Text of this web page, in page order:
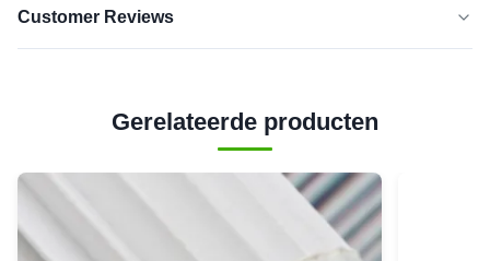
Customer Reviews
Gebaseerd op 50 recente beoordelingen
vijfsterren
sterren
Gerelateerde producten